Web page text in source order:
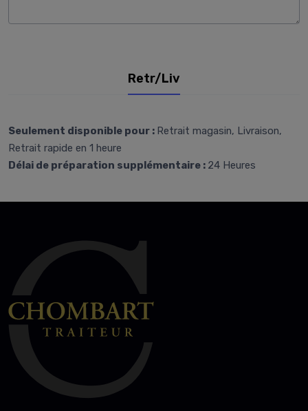
Retr/Liv
Seulement disponible pour : Retrait magasin, Livraison,
Retrait rapide en 1 heure
Délai de préparation supplémentaire : 24 Heures